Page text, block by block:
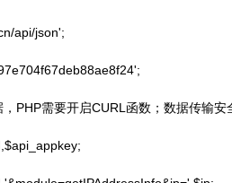
api/json';
PHP需要开启CURL函数；数据传输安